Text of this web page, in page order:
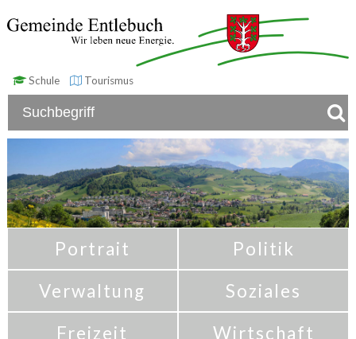
Schule Tourismus
Portrait
Politik
Verwaltung
Soziales
Freizeit
Wirtschaft